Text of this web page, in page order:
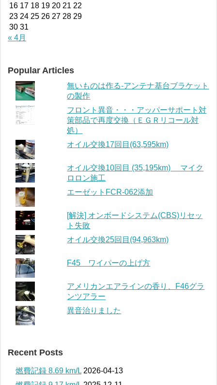
16 17 18 19 20 21 22
23 24 25 26 27 28 29
30 31
« 4月
Popular Articles
無いものは作る-アンテナ基台ブラケット
の製作
フロント異音・・・アッパーサポート対
策部品で再度交換（ＥＧＲリコール対
処）
オイル交換17回目(63,595km)
オイル交換10回目 (35,195km) マイク
ロロン施工
エーゼットFCR-062添加
[解決] オンボードシステム(CBS)リセッ
ト失敗
オイル交換25回目(94,963km)
F45 ワイパーの上げ方
アメリカンエアラインの香り、F46グラ
ンツアラー
異音治りました
Recent Posts
燃費記録 8.69 km/L 2026-04-13